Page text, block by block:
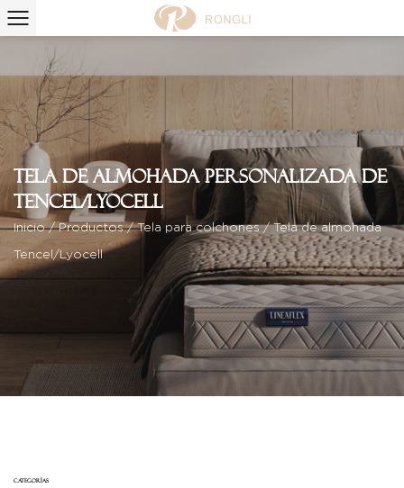
Tela de almohada personalizada de
tencel/lyocell
Inicio/Productos/Tela para colchones/Tela de almohada
Tencel/Lyocell
CATEGORÍAS